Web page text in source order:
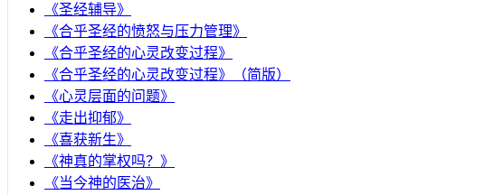
《圣经辅导》
​《合乎圣经的愤怒与压力管理》
《合乎圣经的心灵改变过程》
《合乎圣经的心灵改变过程》（简版）
《心灵层面的问题》
《走出抑郁》
《喜获新生》
《神真的掌权吗？》
《当今神的医治》